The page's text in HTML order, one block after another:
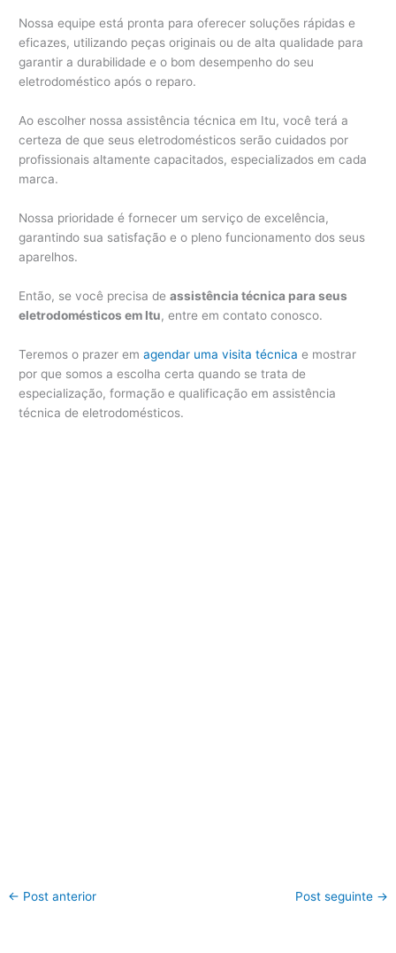
Nossa equipe está pronta para oferecer soluções rápidas e
eficazes, utilizando peças originais ou de alta qualidade para
garantir a durabilidade e o bom desempenho do seu
eletrodoméstico após o reparo.
Ao escolher nossa assistência técnica em Itu, você terá a
certeza de que seus eletrodomésticos serão cuidados por
profissionais altamente capacitados, especializados em cada
marca.
Nossa prioridade é fornecer um serviço de excelência,
garantindo sua satisfação e o pleno funcionamento dos seus
aparelhos.
Então, se você precisa deassistência técnica para seus
eletrodomésticos em Itu, entre em contato conosco.
Teremos o prazer emagendar uma visita técnica e mostrar
por que somos a escolha certa quando se trata de
especialização, formação e qualificação em assistência
técnica de eletrodomésticos.
← Post anterior Post seguinte →